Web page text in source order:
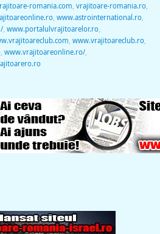
romania.com vrajitoare-romania.ro,
, www.astrointernational.ro,
, www.portalulvrajitoarelor.ro,
www.vrajitoareclub.ro,
, www.vrajitoareonline.ro/,